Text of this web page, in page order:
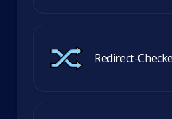
Redirect-